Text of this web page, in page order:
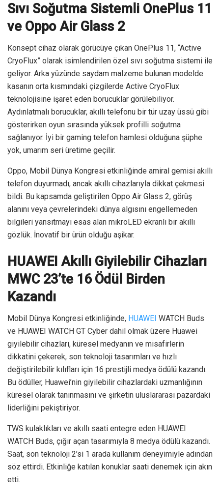
Sıvı Soğutma Sistemli OnePlus 11
ve Oppo Air Glass 2
Konsept cihaz olarak görücüye çıkan OnePlus 11, “Active
CryoFlux” olarak isimlendirilen özel sıvı soğutma sistemi ile
geliyor. Arka yüzünde saydam malzeme bulunan modelde
kasanın orta kısmındaki çizgilerde Active CryoFlux
teknolojisine işaret eden borucuklar görülebiliyor.
Aydınlatmalı borucuklar, akıllı telefonu bir tür uzay üssü gibi
gösterirken oyun sırasında yüksek profilli soğutma
sağlanıyor. İyi bir gaming telefon hamlesi olduğuna şüphe
yok, umarım seri üretime geçilir.
Oppo, Mobil Dünya Kongresi etkinliğinde amiral gemisi akıllı
telefon duyurmadı, ancak akıllı cihazlarıyla dikkat çekmesi
bildi. Bu kapsamda geliştirilen Oppo Air Glass 2, görüş
alanını veya çevrelerindeki dünya algısını engellemeden
bilgileri yansıtmayı esas alan mikroLED ekranlı bir akıllı
gözlük. İnovatif bir ürün olduğu aşikar.
HUAWEI Akıllı Giyilebilir Cihazları
MWC 23’te 16 Ödül Birden
Kazandı
Mobil Dünya Kongresi etkinliğinde, HUAWEI WATCH Buds
ve HUAWEI WATCH GT Cyber dahil olmak üzere Huawei
giyilebilir cihazları, küresel medyanın ve misafirlerin
dikkatini çekerek, son teknoloji tasarımları ve hızlı
değiştirilebilir kılıfları için 16 prestijli medya ödülü kazandı.
Bu ödüller, Huawei’nin giyilebilir cihazlardaki uzmanlığının
küresel olarak tanınmasını ve şirketin uluslararası pazardaki
liderliğini pekiştiriyor.
TWS kulaklıkları ve akıllı saati entegre eden HUAWEI
WATCH Buds, çığır açan tasarımıyla 8 medya ödülü kazandı.
Saat, son teknoloji 2’si 1 arada kullanım deneyimiyle adından
söz ettirdi. Etkinliğe katılan konuklar saati denemek için akın
etti.